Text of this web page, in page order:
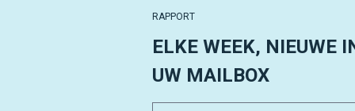
RAPPORT
ELKE WEEK, NIEUWE
UW MAILBOX